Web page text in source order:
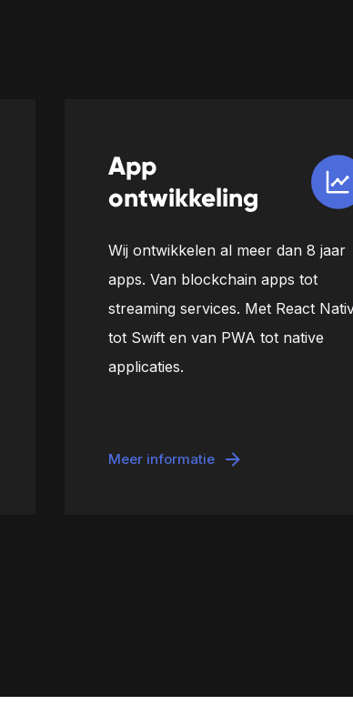
App
ontwikkeling
Wij ontwikkelen al meer dan 8 jaar
apps. Van blockchain apps tot
streaming services. Met React
tot Swift en van PWA tot native
applicaties.
Meer informatie